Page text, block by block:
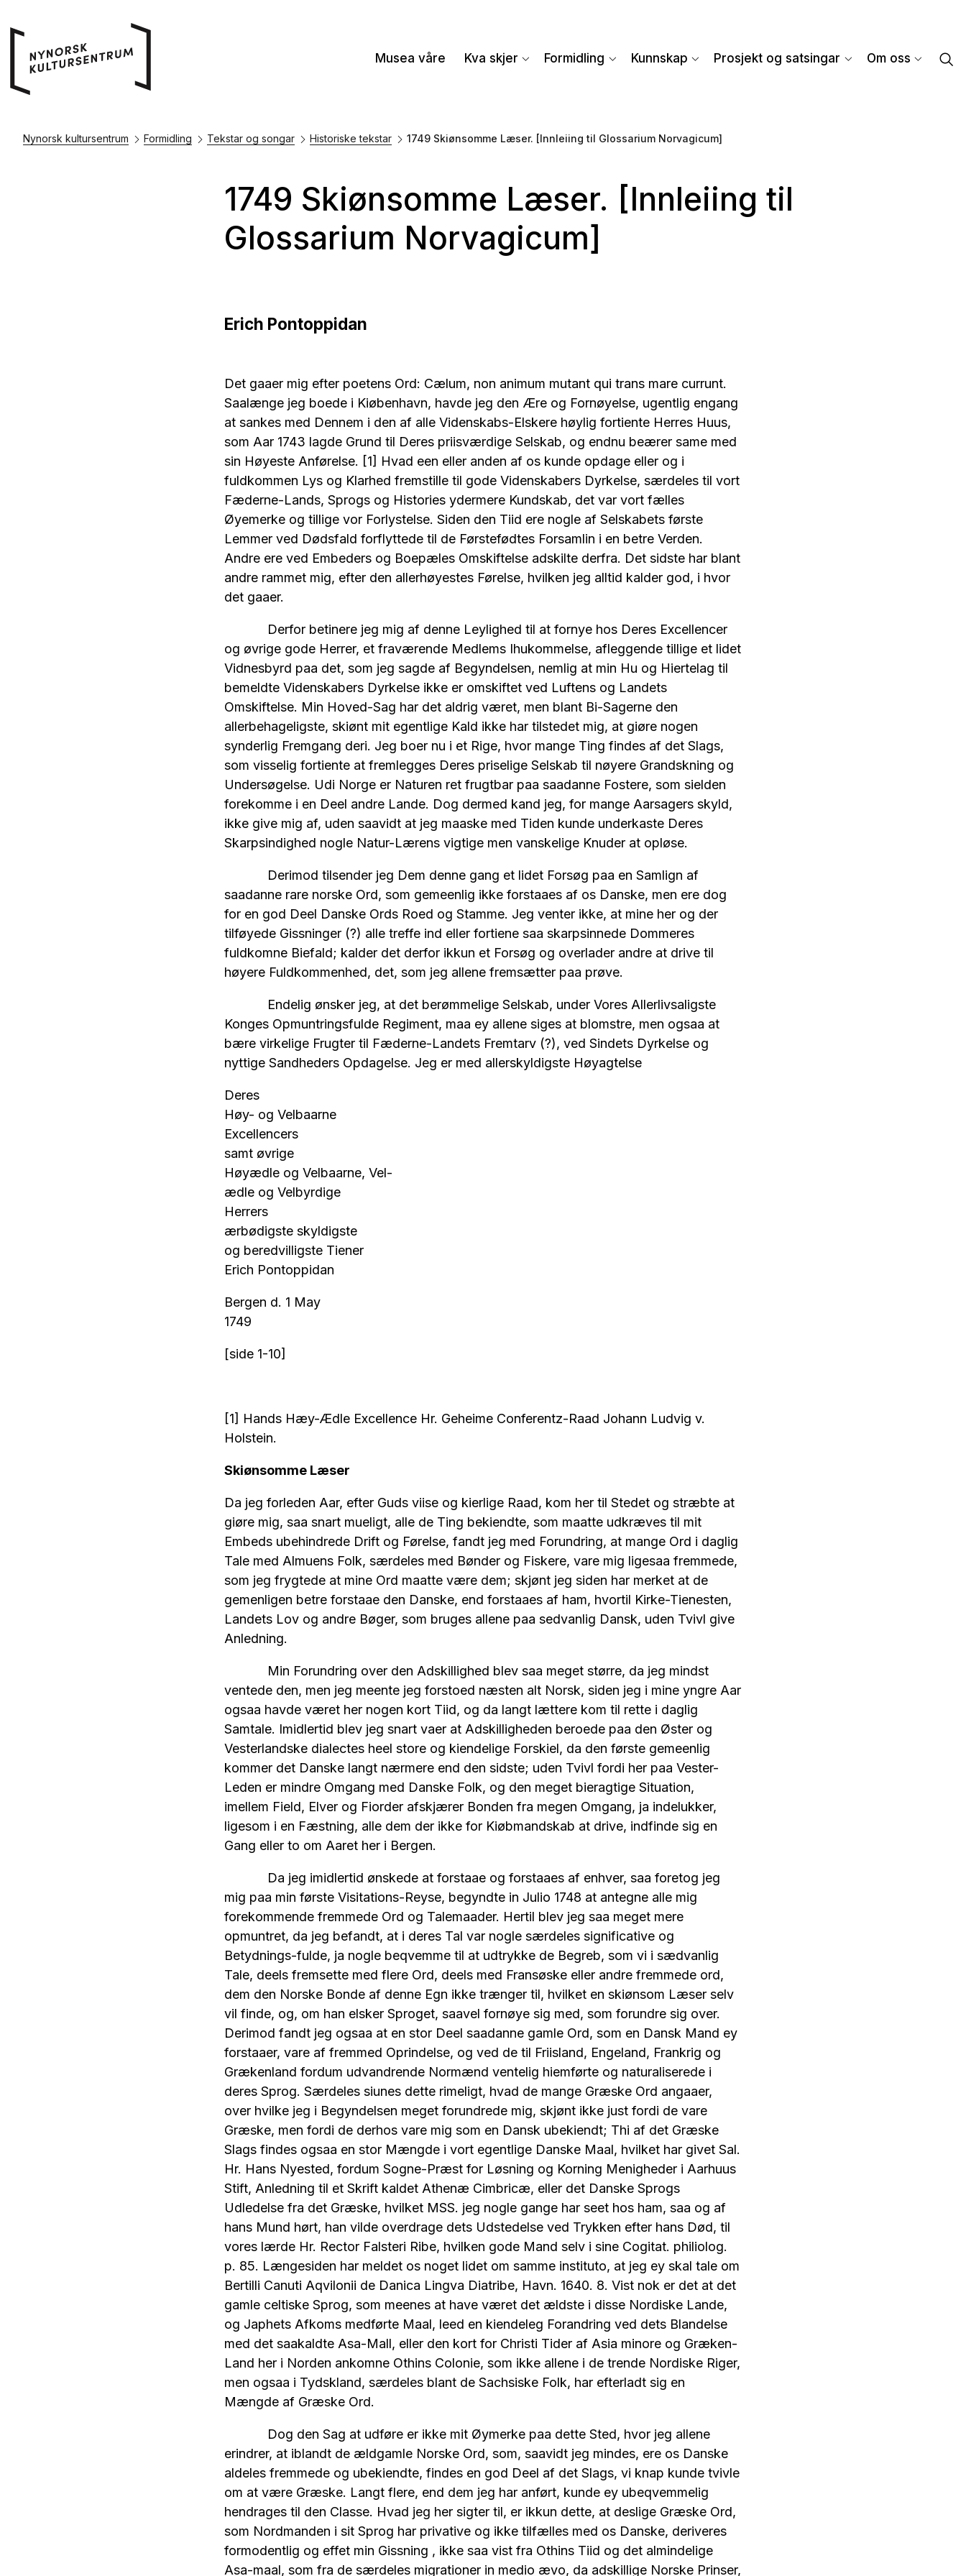
Musea våre Kva skjer Formidling Kunnskap Prosjekt og satsingar Om oss
Nynorsk kultursentrum Formidling Tekstar og songar Historiske tekstar 1749 Skiønsomme Læser. [Innleiing til Glossarium Norvagicum]
1749 Skiønsomme Læser. [Innleiing til
Glossarium Norvagicum]
Erich Pontoppidan
Det gaaer mig efter poetens Ord: Cælum, non animum mutant qui trans mare currunt.
Saalænge jeg boede i Kiøbenhavn, havde jeg den Ære og Fornøyelse, ugentlig engang
at sankes med Dennem i den af alle Videnskabs-Elskere høylig fortiente Herres Huus,
som Aar 1743 lagde Grund til Deres priisværdige Selskab, og endnu beærer same med
sin Høyeste Anførelse. [1] Hvad een eller anden af os kunde opdage eller og i
fuldkommen Lys og Klarhed fremstille til gode Videnskabers Dyrkelse, særdeles til vort
Fæderne-Lands, Sprogs og Histories ydermere Kundskab, det var vort fælles
Øyemerke og tillige vor Forlystelse. Siden den Tiid ere nogle af Selskabets første
Lemmer ved Dødsfald forflyttede til de Førstefødtes Forsamlin i en betre Verden.
Andre ere ved Embeders og Boepæles Omskiftelse adskilte derfra. Det sidste har blant
andre rammet mig, efter den allerhøyestes Førelse, hvilken jeg alltid kalder god, i hvor
det gaaer.
Derfor betinere jeg mig af denne Leylighed til at fornye hos Deres Excellencer
og øvrige gode Herrer, et fraværende Medlems Ihukommelse, afleggende tillige et lidet
Vidnesbyrd paa det, som jeg sagde af Begyndelsen, nemlig at min Hu og Hiertelag til
bemeldte Videnskabers Dyrkelse ikke er omskiftet ved Luftens og Landets
Omskiftelse. Min Hoved-Sag har det aldrig været, men blant Bi-Sagerne den
allerbehageligste, skiønt mit egentlige Kald ikke har tilstedet mig, at giøre nogen
synderlig Fremgang deri. Jeg boer nu i et Rige, hvor mange Ting findes af det Slags,
som visselig fortiente at fremlegges Deres priselige Selskab til nøyere Grandskning og
Undersøgelse. Udi Norge er Naturen ret frugtbar paa saadanne Fostere, som sielden
forekomme i en Deel andre Lande. Dog dermed kand jeg, for mange Aarsagers skyld,
ikke give mig af, uden saavidt at jeg maaske med Tiden kunde underkaste Deres
Skarpsindighed nogle Natur-Lærens vigtige men vanskelige Knuder at opløse.
Derimod tilsender jeg Dem denne gang et lidet Forsøg paa en Samlign af
saadanne rare norske Ord, som gemeenlig ikke forstaaes af os Danske, men ere dog
for en god Deel Danske Ords Roed og Stamme. Jeg venter ikke, at mine her og der
tilføyede Gissninger (?) alle treffe ind eller fortiene saa skarpsinnede Dommeres
fuldkomne Biefald; kalder det derfor ikkun et Forsøg og overlader andre at drive til
høyere Fuldkommenhed, det, som jeg allene fremsætter paa prøve.
Endelig ønsker jeg, at det berømmelige Selskab, under Vores Allerlivsaligste
Konges Opmuntringsfulde Regiment, maa ey allene siges at blomstre, men ogsaa at
bære virkelige Frugter til Fæderne-Landets Fremtarv (?), ved Sindets Dyrkelse og
nyttige Sandheders Opdagelse. Jeg er med allerskyldigste Høyagtelse
Deres
Høy- og Velbaarne
Excellencers
samt øvrige
Høyædle og Velbaarne, Vel-
ædle og Velbyrdige
Herrers
ærbødigste skyldigste
og beredvilligste Tiener
Erich Pontoppidan
Bergen d. 1 May
1749
[side 1-10]
[1] Hands Hæy-Ædle Excellence Hr. Geheime Conferentz-Raad Johann Ludvig v.
Holstein.
Skiønsomme Læser
Da jeg forleden Aar, efter Guds viise og kierlige Raad, kom her til Stedet og stræbte at
giøre mig, saa snart mueligt, alle de Ting bekiendte, som maatte udkræves til mit
Embeds ubehindrede Drift og Førelse, fandt jeg med Forundring, at mange Ord i daglig
Tale med Almuens Folk, særdeles med Bønder og Fiskere, vare mig ligesaa fremmede,
som jeg frygtede at mine Ord maatte være dem; skjønt jeg siden har merket at de
gemenligen betre forstaae den Danske, end forstaaes af ham, hvortil Kirke-Tienesten,
Landets Lov og andre Bøger, som bruges allene paa sedvanlig Dansk, uden Tvivl give
Anledning.
Min Forundring over den Adskillighed blev saa meget større, da jeg mindst
ventede den, men jeg meente jeg forstoed næsten alt Norsk, siden jeg i mine yngre Aar
ogsaa havde været her nogen kort Tiid, og da langt lættere kom til rette i daglig
Samtale. Imidlertid blev jeg snart vaer at Adskilligheden beroede paa den Øster og
Vesterlandske dialectes heel store og kiendelige Forskiel, da den første gemeenlig
kommer det Danske langt nærmere end den sidste; uden Tvivl fordi her paa Vester-
Leden er mindre Omgang med Danske Folk, og den meget bieragtige Situation,
imellem Field, Elver og Fiorder afskjærer Bonden fra megen Omgang, ja indelukker,
ligesom i en Fæstning, alle dem der ikke for Kiøbmandskab at drive, indfinde sig en
Gang eller to om Aaret her i Bergen.
Da jeg imidlertid ønskede at forstaae og forstaaes af enhver, saa foretog jeg
mig paa min første Visitations-Reyse, begyndte in Julio 1748 at antegne alle mig
forekommende fremmede Ord og Talemaader. Hertil blev jeg saa meget mere
opmuntret, da jeg befandt, at i deres Tal var nogle særdeles significative og
Betydnings-fulde, ja nogle beqvemme til at udtrykke de Begreb, som vi i sædvanlig
Tale, deels fremsette med flere Ord, deels med Fransøske eller andre fremmede ord,
dem den Norske Bonde af denne Egn ikke trænger til, hvilket en skiønsom Læser selv
vil finde, og, om han elsker Sproget, saavel fornøye sig med, som forundre sig over.
Derimod fandt jeg ogsaa at en stor Deel saadanne gamle Ord, som en Dansk Mand ey
forstaaer, vare af fremmed Oprindelse, og ved de til Friisland, Engeland, Frankrig og
Grækenland fordum udvandrende Normænd ventelig hiemførte og naturaliserede i
deres Sprog. Særdeles siunes dette rimeligt, hvad de mange Græske Ord angaaer,
over hvilke jeg i Begyndelsen meget forundrede mig, skjønt ikke just fordi de vare
Græske, men fordi de derhos vare mig som en Dansk ubekiendt; Thi af det Græske
Slags findes ogsaa en stor Mængde i vort egentlige Danske Maal, hvilket har givet Sal.
Hr. Hans Nyested, fordum Sogne-Præst for Løsning og Korning Menigheder i Aarhuus
Stift, Anledning til et Skrift kaldet Athenæ Cimbricæ, eller det Danske Sprogs
Udledelse fra det Græske, hvilket MSS. jeg nogle gange har seet hos ham, saa og af
hans Mund hørt, han vilde overdrage dets Udstedelse ved Trykken efter hans Død, til
vores lærde Hr. Rector Falsteri Ribe, hvilken gode Mand selv i sine Cogitat. philiolog.
p. 85. Længesiden har meldet os noget lidet om samme instituto, at jeg ey skal tale om
Bertilli Canuti Aqvilonii de Danica Lingva Diatribe, Havn. 1640. 8. Vist nok er det at det
gamle celtiske Sprog, som meenes at have været det ældste i disse Nordiske Lande,
og Japhets Afkoms medførte Maal, leed en kiendeleg Forandring ved dets Blandelse
med det saakaldte Asa-Mall, eller den kort for Christi Tider af Asia minore og Græken-
Land her i Norden ankomne Othins Colonie, som ikke allene i de trende Nordiske Riger,
men ogsaa i Tydskland, særdeles blant de Sachsiske Folk, har efterladt sig en
Mængde af Græske Ord.
Dog den Sag at udføre er ikke mit Øymerke paa dette Sted, hvor jeg allene
erindrer, at iblandt de ældgamle Norske Ord, som, saavidt jeg mindes, ere os Danske
aldeles fremmede og ubekiendte, findes en god Deel af det Slags, vi knap kunde tvivle
om at være Græske. Langt flere, end dem jeg har anført, kunde ey ubeqvemmelig
hendrages til den Classe. Hvad jeg her sigter til, er ikkun dette, at deslige Græske Ord,
som Nordmanden i sit Sprog har privative og ikke tilfælles med os Danske, deriveres
formodentlig og effet min Gissning , ikke saa vist fra Othins Tiid og det almindelige
Asa-maal, som fra de særdeles migrationer in medio ævo, da adskillige Norske Prinser,